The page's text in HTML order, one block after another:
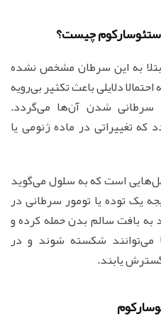
چیست؟
به این سرطان مشخص نشده
دلایلی باعث تکثیر بی‌رویه
سرطانی شدن آن‌ها می‌گردد.
که تغییراتی در ماده ژنومی یا
است که به سلول می‌گوید
یک توده یا تومور سرطانی در
به بافت سالم بدن حمله کرده و
می‌توانند شکسته شوند و در
یابند.